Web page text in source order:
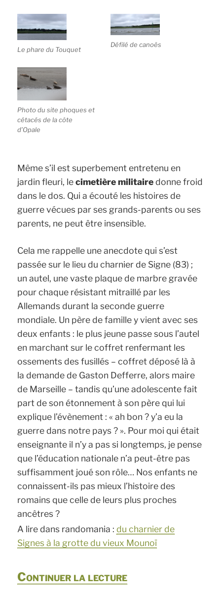
Le phare du Touquet
Défilé de canoës
Photo du site phoques et
cétacés de la côte
d’Opale
Même s’il est superbement entretenu en
jardin fleuri, lecimetière militairedonne froid
dans le dos. Qui a écouté les histoires de
guerre vécues par ses grands-parents ou ses
parents, ne peut être insensible.
Cela me rappelle une anecdote qui s’est
passée sur le lieu du charnier de Signe (83) ;
un autel, une vaste plaque de marbre gravée
pour chaque résistant mitraillé par les
Allemands durant la seconde guerre
mondiale. Un père de famille y vient avec ses
deux enfants : le plus jeune passe sous l’autel
en marchant sur le coffret renfermant les
ossements des fusillés – coffret déposé là à
la demande de Gaston Defferre, alors maire
de Marseille – tandis qu’une adolescente fait
part de son étonnement à son père qui lui
explique l’évènement : « ah bon ? y’a eu la
guerre dans notre pays ? ». Pour moi qui était
enseignante il n’y a pas si longtemps, je pense
que l’éducation nationale n’a peut-être pas
suffisamment joué son rôle… Nos enfants ne
connaissent-ils pas mieux l’histoire des
romains que celle de leurs plus proches
ancêtres ?
A lire dans randomania :du charnier de
Signes à la grotte du vieux Mounoï
Continuer la lecturede